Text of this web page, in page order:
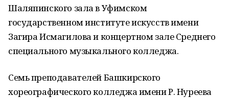
Шаляпинского зала в Уфимском
государственном институте искусств имени
Загира Исмагилова и концертном зале Среднего
специального музыкального колледжа.
Семь преподавателей Башкирского
хореографического колледжа имени Р. Нуреева